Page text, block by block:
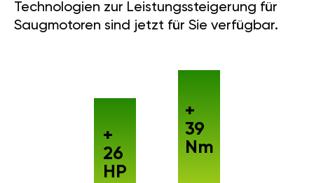
Technologien zur Leistungssteigerung für
Saugmotoren sind jetzt für Sie verfügbar.
+
26
HP
+
39
Nm